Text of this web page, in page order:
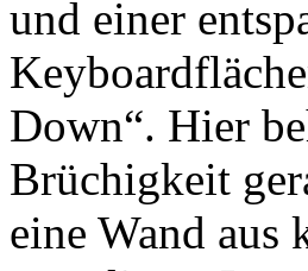
und einer
Down“. Hier
Brüchigkeit
eine Wand